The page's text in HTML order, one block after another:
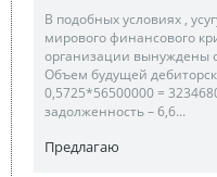
В подобных условиях ,
мирового финансового
организации вынуждены
Объем будущей
0,5725*56500000 =
задолженность – 6,6...
Предлагаю